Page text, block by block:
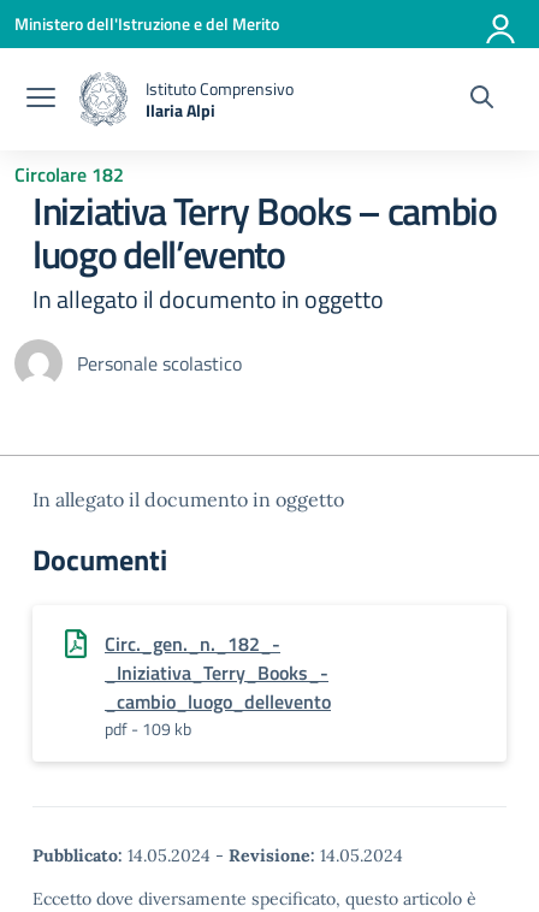
Vai ai contenuti
Vai al menu di navigazione
Vai al footer
Ministero dell'Istruzione e del Merito
Istituto Comprensivo
Ilaria Alpi
Circolare 182
Iniziativa Terry Books – cambio
luogo dell’evento
In allegato il documento in oggetto
Personale scolastico
In allegato il documento in oggetto
Documenti
Circ._gen._n._182_-
_Iniziativa_Terry_Books_-
_cambio_luogo_dellevento
pdf - 109 kb
Pubblicato: 14.05.2024 - Revisione: 14.05.2024
Eccetto dove diversamente specificato, questo articolo è